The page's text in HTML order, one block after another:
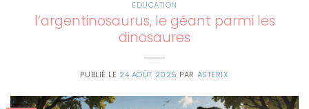
EDUCATION
l’argentinosaurus, le géant parmi les
dinosaures
PUBLIÉ LE 24 AOÛT 2025 PAR ASTERIX